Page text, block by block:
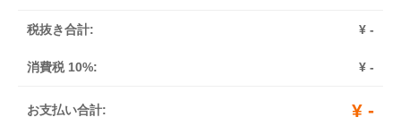
税抜き合計: ¥ -
消費税 10%: ¥ -
お支払い合計: ¥ -